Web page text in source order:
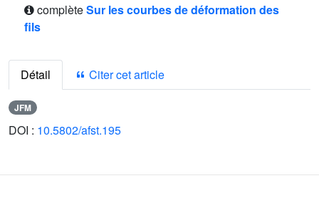
complèteSur les courbes de déformation des
fils
Détail Citer cet article
JFM
DOI : 10.5802/afst.195